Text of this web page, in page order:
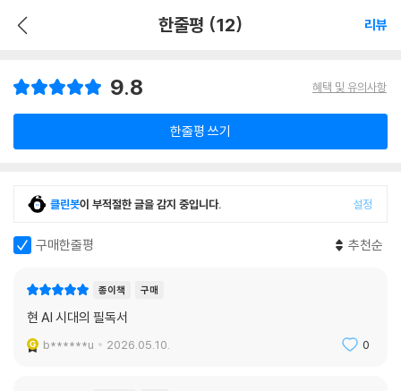
한줄평 (12) 리뷰
9.8 혜택 및 유의사항
한줄평 쓰기
클린봇이 부적절한 글을 감지 중입니다. 설정
구매한줄평 추천순
종이책 구매
현 AI 시대의 필독서
b******u 2026.05.10. 0